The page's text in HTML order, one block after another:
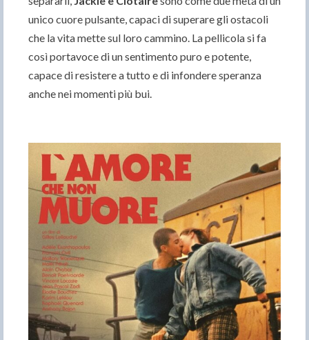
unico cuore pulsante, capaci di superare gli ostacoli
che la vita mette sul loro cammino. La pellicola si fa
così portavoce di un sentimento puro e potente,
capace di resistere a tutto e di infondere speranza
anche nei momenti più bui.